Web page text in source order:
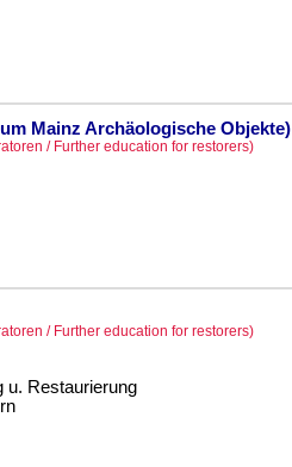
Mainz Archäologische Objekte)
/ Further education for restorers)
/ Further education for restorers)
u. Restaurierung